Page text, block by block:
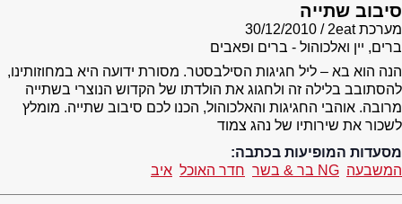
סיבוב שתייה
מערכת 2eat
30/12/2010
ברים, יין ואלכוהול - ברים ופאבים
הנה הוא בא – ליל חגיגות הסילבסטר. מסורת ידועה היא במחוזותינו,
להסתובב בלילה זה ולחגוג את הולדתו של הקדוש הנוצרי בשתייה
מרובה. אוהבי החגיגות והאלכוהול, הכנו לכם סיבוב שתייה. מומלץ
לשכור את שירותיו של נהג צמוד
מסעדות המופיעות בכתבה:
המשבעה NG בר & בשר חדר האוכל איב